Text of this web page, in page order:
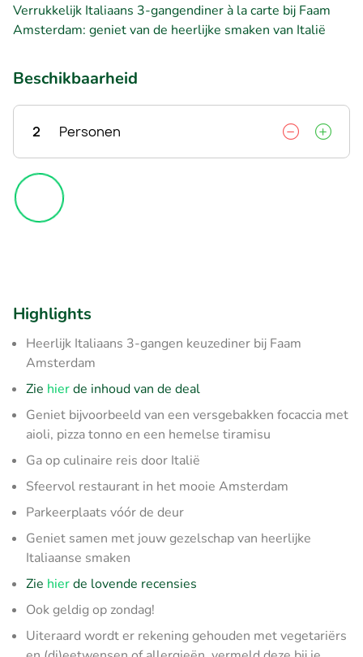
Verrukkelijk Italiaans 3-gangendiner à la carte bij Faam
Amsterdam: geniet van de heerlijke smaken van Italië
Beschikbaarheid
2 Personen
Highlights
Heerlijk Italiaans 3-gangen keuzediner bij Faam
Amsterdam
Zie hierde inhoud van de deal
Geniet bijvoorbeeld van een versgebakken focaccia met
aioli, pizza tonno en een hemelse tiramisu
Ga op culinaire reis door Italië
Sfeervol restaurant in het mooie Amsterdam
Parkeerplaats vóór de deur
Geniet samen met jouw gezelschap van heerlijke
Italiaanse smaken
Zie hierde lovende recensies
Ook geldig op zondag!
Uiteraard wordt er rekening gehouden met vegetariërs